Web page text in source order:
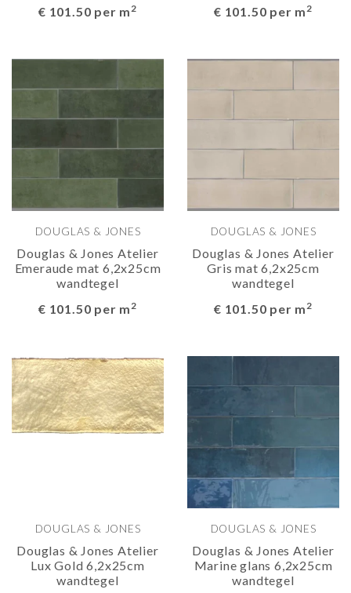
€ 101.50 per m2
€ 101.50 per m2
DOUGLAS & JONES
Douglas & Jones Atelier
Emeraude mat 6,2x25cm
wandtegel
€ 101.50 per m2
DOUGLAS & JONES
Douglas & Jones Atelier
Gris mat 6,2x25cm
wandtegel
€ 101.50 per m2
DOUGLAS & JONES
Douglas & Jones Atelier
Lux Gold 6,2x25cm
wandtegel
DOUGLAS & JONES
Douglas & Jones Atelier
Marine glans 6,2x25cm
wandtegel